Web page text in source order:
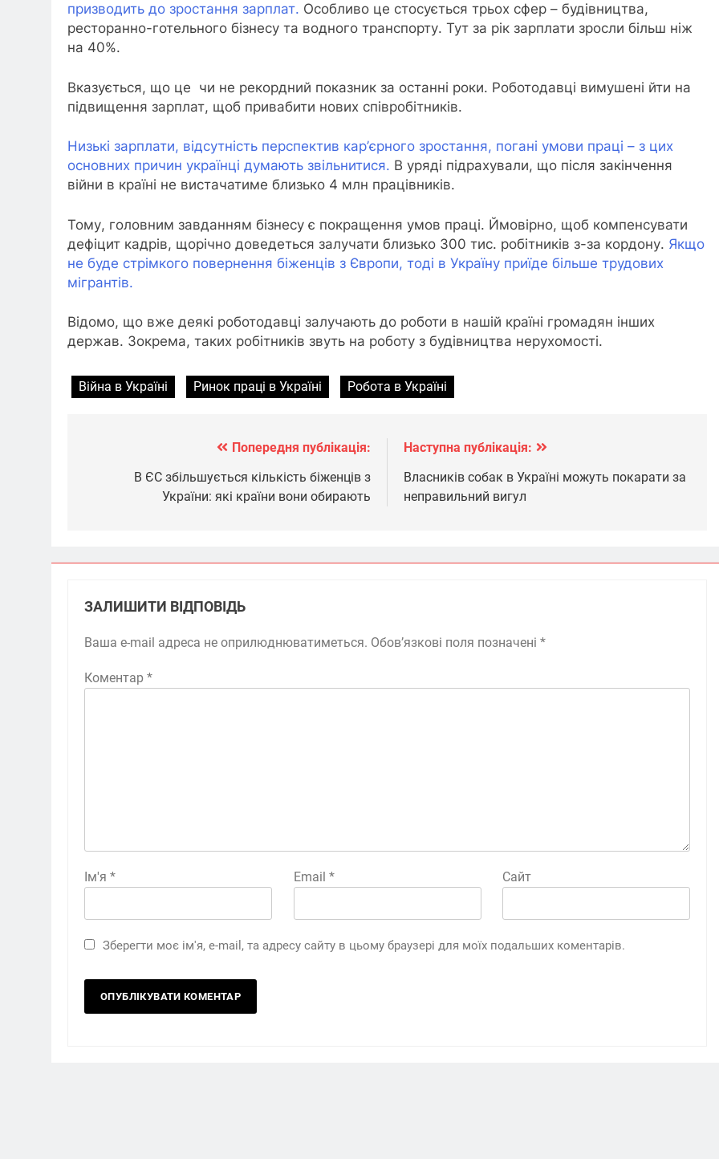
призводить до зростання зарплат. Особливо це стосується трьох сфер – будівництва,
ресторанно-готельного бізнесу та водного транспорту. Тут за рік зарплати зросли більш ніж
на 40%.
Вказується, що це чи не рекордний показник за останні роки. Роботодавці вимушені йти на
підвищення зарплат, щоб привабити нових співробітників.
Низькі зарплати, відсутність перспектив кар’єрного зростання, погані умови праці – з цих
основних причин українці думають звільнитися. В уряді підрахували, що після закінчення
війни в країні не вистачатиме близько 4 млн працівників.
Тому, головним завданням бізнесу є покращення умов праці. Ймовірно, щоб компенсувати
дефіцит кадрів, щорічно доведеться залучати близько 300 тис. робітників з-за кордону. Якщо
не буде стрімкого повернення біженців з Європи, тоді в Україну приїде більше трудових
мігрантів.
Відомо, що вже деякі роботодавці залучають до роботи в нашій країні громадян інших
держав. Зокрема, таких робітників звуть на роботу з будівництва нерухомості.
Війна в Україні Ринок праці в Україні Робота в Україні
записів
Попередня публікація:
В ЄС збільшується кількість біженців з
України: які країни вони обирають
Наступна публікація:
Власників собак в Україні можуть покарати за
неправильний вигул
ЗАЛИШИТИ ВІДПОВІДЬ
Ваша e-mail адреса не оприлюднюватиметься. Обов’язкові поля позначені *
Коментар *
Ім'я * Email * Сайт
Зберегти моє ім'я, e-mail, та адресу сайту в цьому браузері для моїх подальших коментарів.